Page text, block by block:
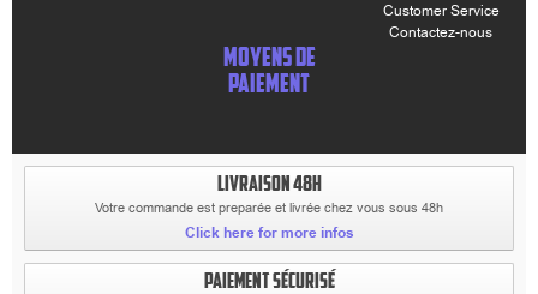
Customer Service
Contactez-nous
MOYENS DE
PAIEMENT
LIVRAISON 48H
Votre commande est preparée et livrée chez vous sous 48h
Click here for more infos
PAIEMENT SÉCURISÉ